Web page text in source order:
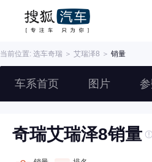
当前位置: 选车奇瑞 ＞ 艾瑞泽8 ＞ 销量
车系首页 图片
奇瑞艾瑞泽8销量